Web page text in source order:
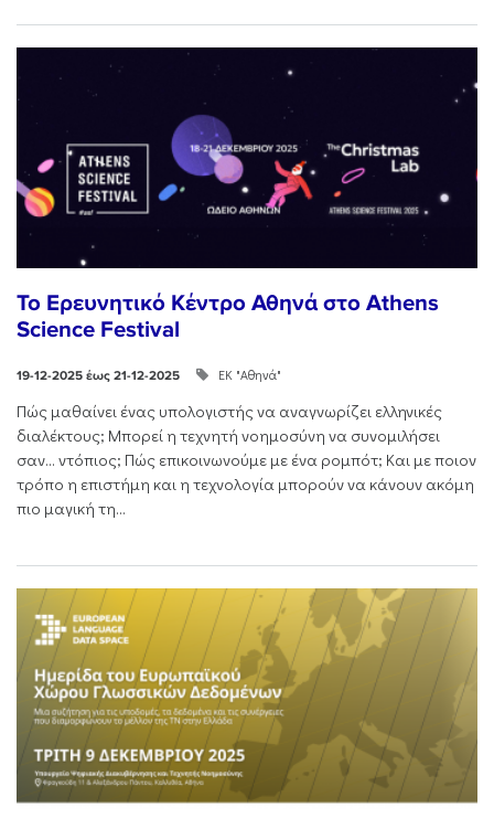
Το Ερευνητικό Κέντρο Αθηνά στο Athens
Science Festival
19-12-2025 έως 21-12-2025 ΕΚ "Αθηνά"
Πώς μαθαίνει ένας υπολογιστής να αναγνωρίζει ελληνικές
διαλέκτους; Μπορεί η τεχνητή νοημοσύνη να συνομιλήσει
σαν… ντόπιος; Πώς επικοινωνούμε με ένα ρομπότ; Και με ποιον
τρόπο η επιστήμη και η τεχνολογία μπορούν να κάνουν ακόμη
πιο μαγική τη...